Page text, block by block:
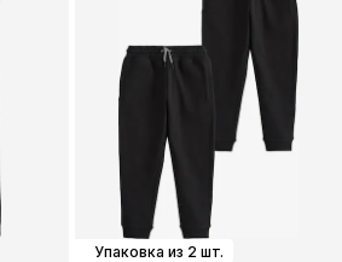
Упаковка из 2 шт.